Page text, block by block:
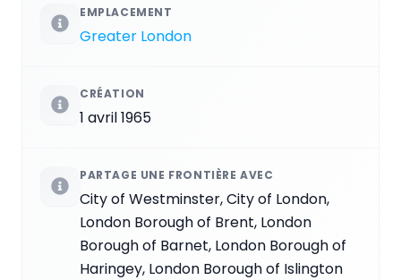
EMPLACEMENT
Greater London
CRÉATION
1 avril 1965
PARTAGE UNE FRONTIÈRE AVEC
City of Westminster, City of London,
London Borough of Brent, London
Borough of Barnet, London Borough of
Haringey, London Borough of Islington